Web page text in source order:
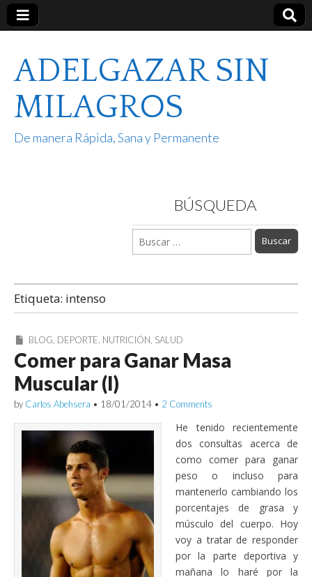
ADELGAZAR SIN
MILAGROS
De manera Rápida, Sana y Permanente
BÚSQUEDA
Buscar:
Etiqueta: intenso
BLOG, DEPORTE, NUTRICIÓN, SALUD
Comer para Ganar Masa
Muscular (I)
by Carlos Abehsera • 18/01/2014 • 2 Comments
He tenido recientemente
dos consultas acerca de
como comer para ganar
peso o incluso para
mantenerlo cambiando los
porcentajes de grasa y
músculo del cuerpo. Hoy
voy a tratar de responder
por la parte deportiva y
mañana lo haré por la